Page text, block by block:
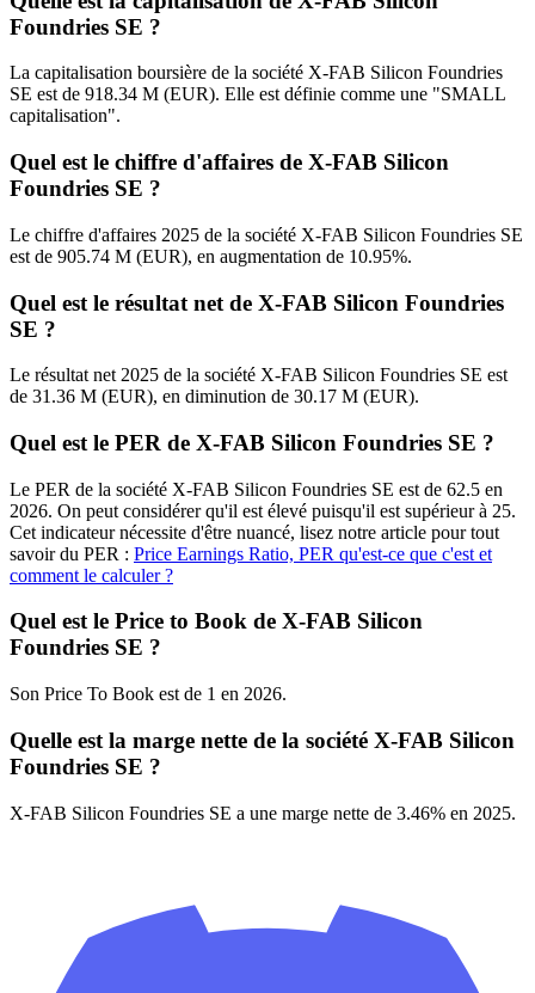
Foundries SE ?
La capitalisation boursière de la société X-FAB Silicon Foundries
SE est de 918.34 M (EUR). Elle est définie comme une "SMALL
capitalisation".
Quel est le chiffre d'affaires de X-FAB Silicon
Foundries SE ?
Le chiffre d'affaires 2025 de la société X-FAB Silicon Foundries SE
est de 905.74 M (EUR), en augmentation de 10.95%.
Quel est le résultat net de X-FAB Silicon Foundries
SE ?
Le résultat net 2025 de la société X-FAB Silicon Foundries SE est
de 31.36 M (EUR), en diminution de 30.17 M (EUR).
Quel est le PER de X-FAB Silicon Foundries SE ?
Le PER de la société X-FAB Silicon Foundries SE est de 62.5 en
2026. On peut considérer qu'il est élevé puisqu'il est supérieur à 25.
Cet indicateur nécessite d'être nuancé, lisez notre article pour tout
savoir du PER : Price Earnings Ratio, PER qu'est-ce que c'est et
comment le calculer ?
Quel est le Price to Book de X-FAB Silicon
Foundries SE ?
Son Price To Book est de 1 en 2026.
Quelle est la marge nette de la société X-FAB Silicon
Foundries SE ?
X-FAB Silicon Foundries SE a une marge nette de 3.46% en 2025.